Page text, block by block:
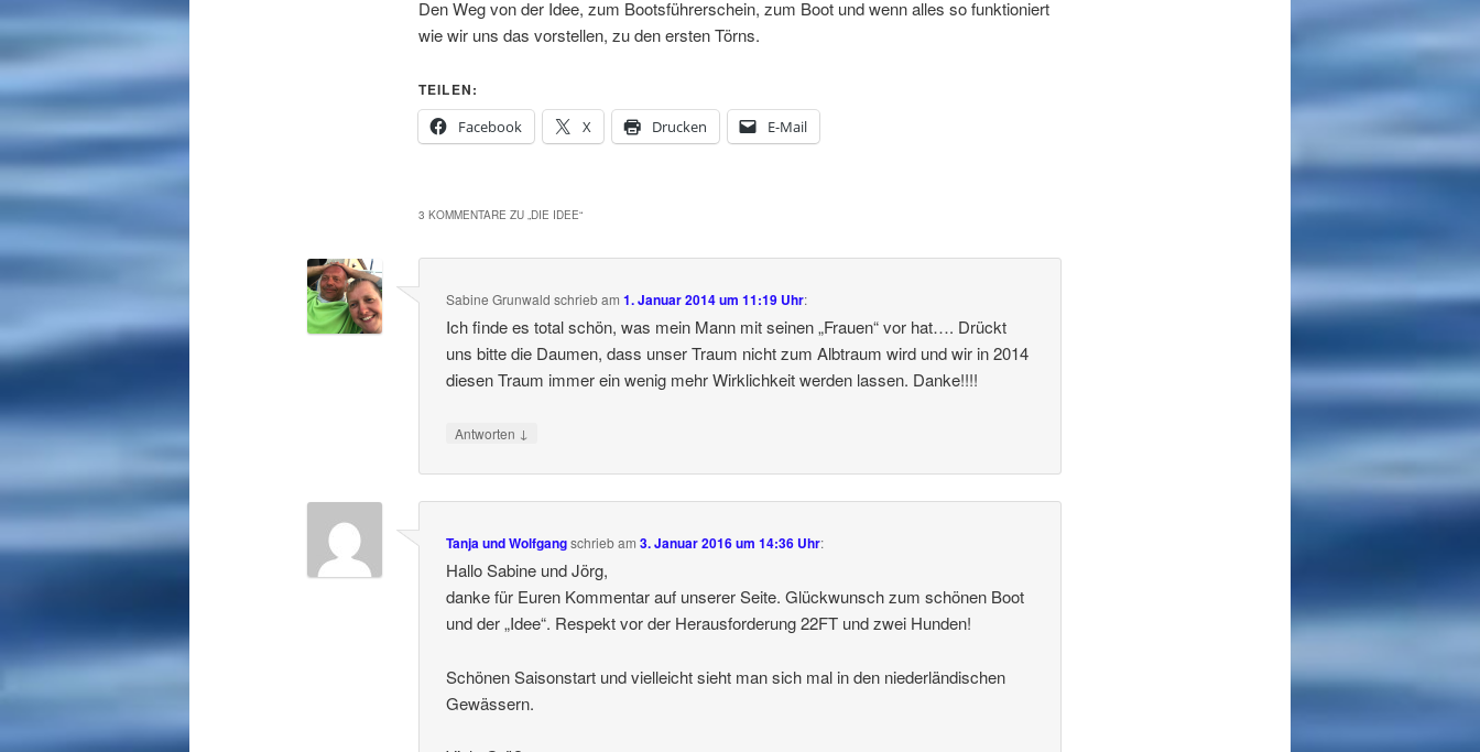
Den Weg von der Idee, zum Bootsführerschein, zum Boot und wenn alles so funktioniert
wie wir uns das vorstellen, zu den ersten Törns.
TEILEN:
Facebook
X Drucken E-Mail
3 KOMMENTARE ZU „ DIE IDEE“
Sabine Grunwald schriebam1. Januar 2014 um 11:19 Uhr:
Ich finde es total schön, was mein Mann mit seinen „Frauen“ vor hat…. Drückt
uns bitte die Daumen, dass unser Traum nicht zum Albtraum wird und wir in 2014
diesen Traum immer ein wenig mehr Wirklichkeit werden lassen. Danke!!!!
Antworten ↓
Tanja und Wolfgangschriebam3. Januar 2016 um 14:36 Uhr:
Hallo Sabine und Jörg,
danke für Euren Kommentar auf unserer Seite. Glückwunsch zum schönen Boot
und der „Idee“. Respekt vor der Herausforderung 22FT und zwei Hunden!
Schönen Saisonstart und vielleicht sieht man sich mal in den niederländischen
Gewässern.